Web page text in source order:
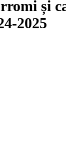
și
2025